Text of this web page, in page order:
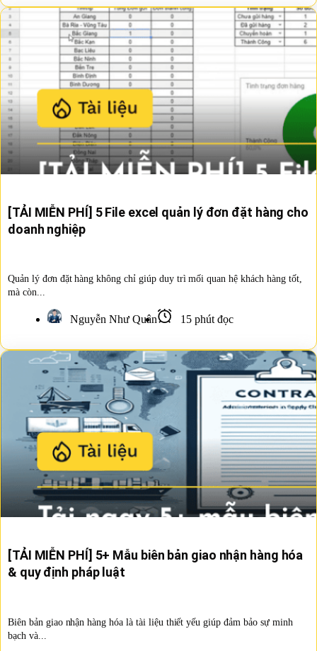
[TẢI MIỄN PHÍ] 5 File excel quản lý đơn đặt hàng cho
doanh nghiệp
Quản lý đơn đặt hàng không chỉ giúp duy trì mối quan hệ khách hàng tốt,
mà còn...
Nguyễn Như Quân 15 phút đọc
[TẢI MIỄN PHÍ] 5+ Mẫu biên bản giao nhận hàng hóa
& quy định pháp luật
Biên bản giao nhận hàng hóa là tài liệu thiết yếu giúp đảm bảo sự minh
bạch và...